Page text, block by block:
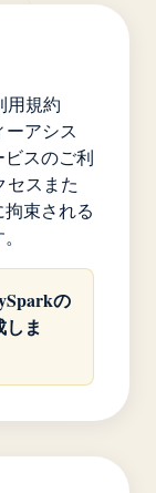
用規約
ーアシス
スのご利
セスまた
束される
の
ま